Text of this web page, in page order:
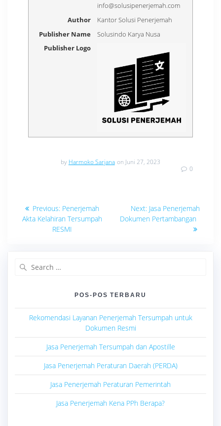
info@solusipenerjemah.com
Author
Kantor Solusi Penerjemah
Publisher Name
Solusindo Karya Nusa
Publisher Logo
by Harmoko Sarjana on Juni 27, 2023
0
Navigasi
pos
Previous: Previous
post:
Penerjemah
Akta Kelahiran Tersumpah
RESMI
Next: Next
post:
Jasa Penerjemah
Dokumen Pertambangan
POS-POS TERBARU
Rekomendasi Layanan Penerjemah Tersumpah untuk
Dokumen Resmi
Jasa Penerjemah Tersumpah dan Apostille
Jasa Penerjemah Peraturan Daerah (PERDA)
Jasa Penerjemah Peraturan Pemerintah
Jasa Penerjemah Kena PPh Berapa?